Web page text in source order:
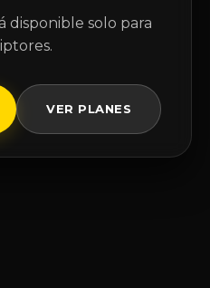
disponible solo para
VER PLANES